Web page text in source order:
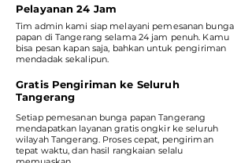
Pelayanan 24 Jam
Tim admin kami siap melayani pemesanan bunga
papan di Tangerang selama 24 jam penuh. Kamu
bisa pesan kapan saja, bahkan untuk pengiriman
mendadak sekalipun.
Gratis Pengiriman ke Seluruh
Tangerang
Setiap pemesanan bunga papan Tangerang
mendapatkan layanan gratis ongkir ke seluruh
wilayah Tangerang. Proses cepat, pengiriman
tepat waktu, dan hasil rangkaian selalu